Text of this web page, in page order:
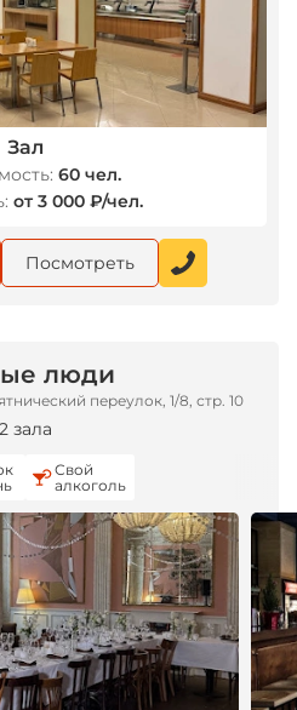
Зал
60 чел.
от 3 000 ₽/чел.
Посмотреть
люди
переулок, 1/8, стр. 10
2 зала
Свой
алкоголь